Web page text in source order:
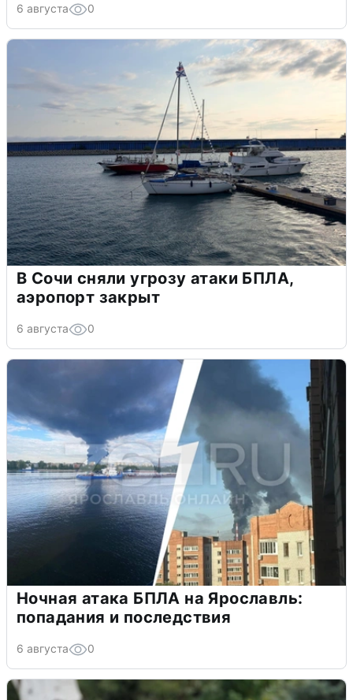
6 августа 0
В Сочи сняли угрозу атаки БПЛА,
аэропорт закрыт
6 августа 0
Ночная атака БПЛА на Ярославль:
попадания и последствия
6 августа 0